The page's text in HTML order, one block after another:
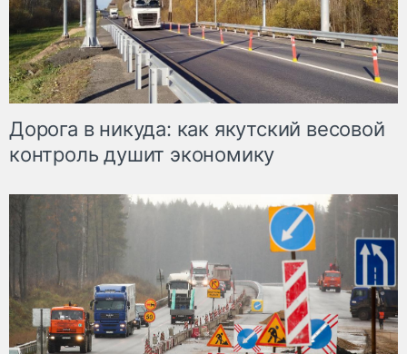
Дорога в никуда: как якутский весовой
контроль душит экономику